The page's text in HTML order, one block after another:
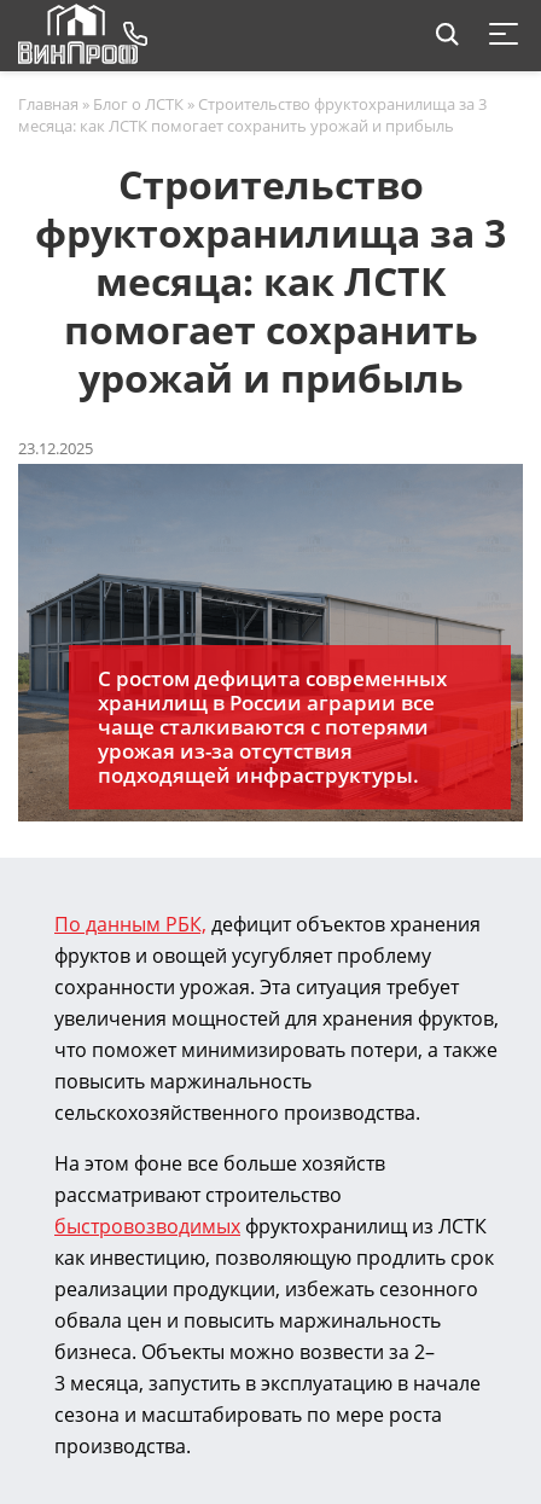
Главная » Блог о ЛСТК » Строительство фруктохранилища за 3
месяца: как ЛСТК помогает сохранить урожай и прибыль
Строительство
фруктохранилища за 3
месяца: как ЛСТК
помогает сохранить
урожай и прибыль
23.12.2025
С ростом дефицита современных
хранилищ в России аграрии все
чаще сталкиваются с потерями
урожая из-за отсутствия
подходящей инфраструктуры.
По данным РБК, дефицит объектов хранения
фруктов и овощей усугубляет проблему
сохранности урожая. Эта ситуация требует
увеличения мощностей для хранения фруктов,
что поможет минимизировать потери, а также
повысить маржинальность
сельскохозяйственного производства.
На этом фоне все больше хозяйств
рассматривают строительство
быстровозводимых фруктохранилищ из ЛСТК
как инвестицию, позволяющую продлить срок
реализации продукции, избежать сезонного
обвала цен и повысить маржинальность
бизнеса. Объекты можно возвести за 2–
3 месяца, запустить в эксплуатацию в начале
сезона и масштабировать по мере роста
производства.